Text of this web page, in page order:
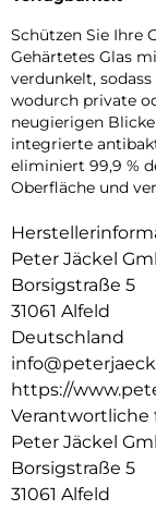
Schützen Sie Ihre
Gehärtetes Glas
verdunkelt,
wodurch private
neugierigen
integrierte
eliminiert 99,9 %
Oberfläche und
Peter Jäckel
Borsigstraße 5
31061 Alfeld
Deutschland
https://
Verantwortliche
Peter Jäckel
Borsigstraße 5
31061 Alfeld